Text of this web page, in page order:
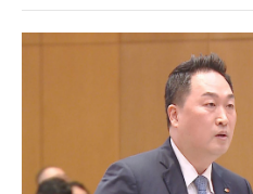
trình thu hút sự tham gia
từ các cơ quan quản lý
doanh nghiệp, hợp tác xã
tiếp triển khai mô hình